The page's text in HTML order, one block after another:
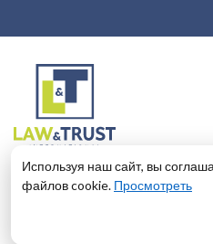
2003 - 2025 LANDT LEGAL LLP
124 City Road, London, United
Используя наш сайт, вы
файлов cookie. Просмотреть